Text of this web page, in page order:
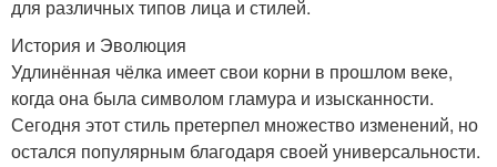
для различных типов лица и стилей.
История и Эволюция
Удлинённая чёлка имеет свои корни в прошлом веке,
когда она была символом гламура и изысканности.
Сегодня этот стиль претерпел множество изменений, но
остался популярным благодаря своей универсальности.